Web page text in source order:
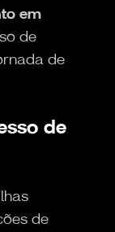
em
de
de
de
de